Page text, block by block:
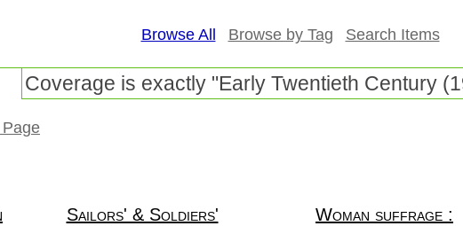
Browse All Browse by Tag Search Items
Coverage is exactly "Early Twentieth Century
Sailors' & Soldiers'
Woman suffrage :